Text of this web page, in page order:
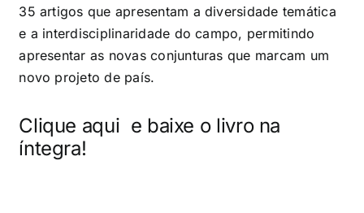
35 artigos que apresentam a diversidade temática
e a interdisciplinaridade do campo, permitindo
apresentar as novas conjunturas que marcam um
novo projeto de país.
Clique aqui e baixe o livro na
íntegra!